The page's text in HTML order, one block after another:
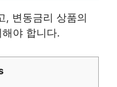
, 변동금리 상품의
야 합니다.